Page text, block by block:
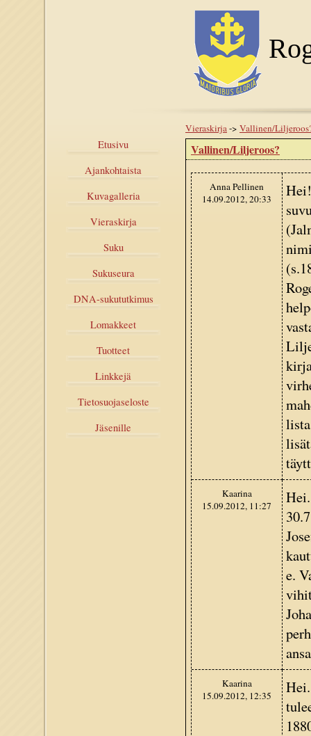
Etusivu
Ajankohtaista
Kuvagalleria
Vieraskirja
Suku
Sukuseura
DNA-sukututkimus
Lomakkeet
Tuotteet
Linkkejä
Tietosuojaseloste
Jäsenille
Vieraskirja-> Vallinen/
Vallinen/Liljeroos?
Anna Pellinen
14.09.2012, 20:33
Kaarina
15.09.2012, 11:27
e.
Kaarina
15.09.2012, 12:35